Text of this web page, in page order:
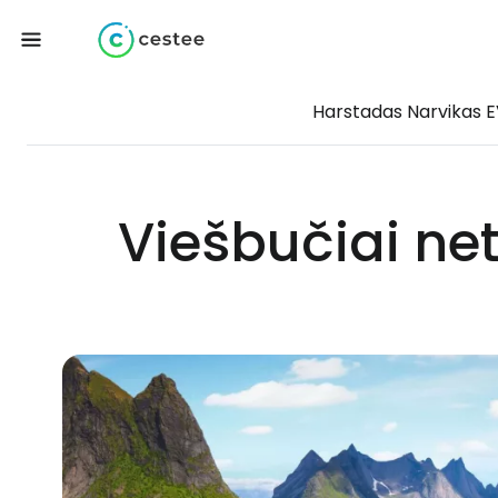
Harstadas Narvikas
Viešbučiai